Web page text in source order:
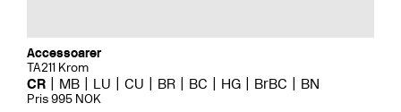
Accessoarer
TA211 Krom
CR MB LU CU BR BC HG BrBC BN
Pris 995 NOK